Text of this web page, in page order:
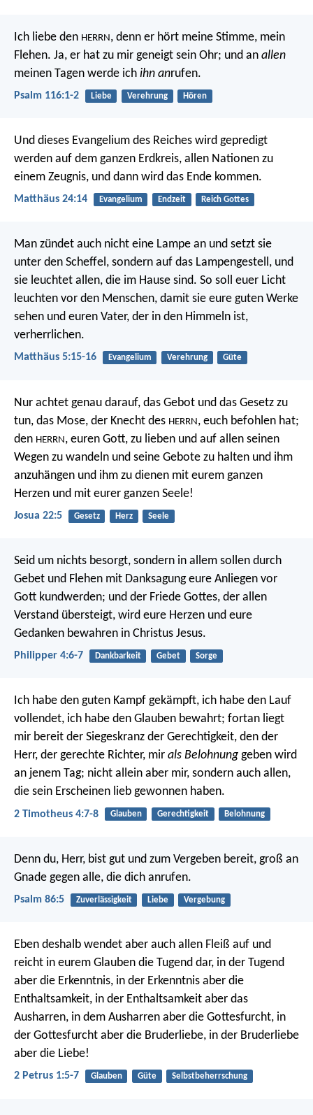
Ich liebe den HERRN, denn er hört meine Stimme, mein
Flehen. Ja, er hat zu mir geneigt sein Ohr; und an allen
meinen Tagen werde ich ihn anrufen.
Psalm 116:1-2 Liebe Verehrung Hören
Und dieses Evangelium des Reiches wird gepredigt
werden auf dem ganzen Erdkreis, allen Nationen zu
einem Zeugnis, und dann wird das Ende kommen.
Matthäus 24:14 Evangelium Endzeit Reich Gottes
Man zündet auch nicht eine Lampe an und setzt sie
unter den Scheffel, sondern auf das Lampengestell, und
sie leuchtet allen, die im Hause sind. So soll euer Licht
leuchten vor den Menschen, damit sie eure guten Werke
sehen und euren Vater, der in den Himmeln ist,
verherrlichen.
Matthäus 5:15-16 Evangelium Verehrung Güte
Nur achtet genau darauf, das Gebot und das Gesetz zu
tun, das Mose, der Knecht des HERRN, euch befohlen hat;
den HERRN, euren Gott, zu lieben und auf allen seinen
Wegen zu wandeln und seine Gebote zu halten und ihm
anzuhängen und ihm zu dienen mit eurem ganzen
Herzen und mit eurer ganzen Seele!
Josua 22:5 Gesetz Herz Seele
Seid um nichts besorgt, sondern in allem sollen durch
Gebet und Flehen mit Danksagung eure Anliegen vor
Gott kundwerden; und der Friede Gottes, der allen
Verstand übersteigt, wird eure Herzen und eure
Gedanken bewahren in Christus Jesus.
Philipper 4:6-7 Dankbarkeit Gebet Sorge
Ich habe den guten Kampf gekämpft, ich habe den Lauf
vollendet, ich habe den Glauben bewahrt; fortan liegt
mir bereit der Siegeskranz der Gerechtigkeit, den der
Herr, der gerechte Richter, mir als Belohnung geben wird
an jenem Tag; nicht allein aber mir, sondern auch allen,
die sein Erscheinen lieb gewonnen haben.
2 Timotheus 4:7-8 Glauben Gerechtigkeit Belohnung
Denn du, Herr, bist gut und zum Vergeben bereit, groß an
Gnade gegen alle, die dich anrufen.
Psalm 86:5 Zuverlässigkeit Liebe Vergebung
Eben deshalb wendet aber auch allen Fleiß auf und
reicht in eurem Glauben die Tugend dar, in der Tugend
aber die Erkenntnis, in der Erkenntnis aber die
Enthaltsamkeit, in der Enthaltsamkeit aber das
Ausharren, in dem Ausharren aber die Gottesfurcht, in
der Gottesfurcht aber die Bruderliebe, in der Bruderliebe
aber die Liebe!
2 Petrus 1:5-7 Glauben Güte Selbstbeherrschung